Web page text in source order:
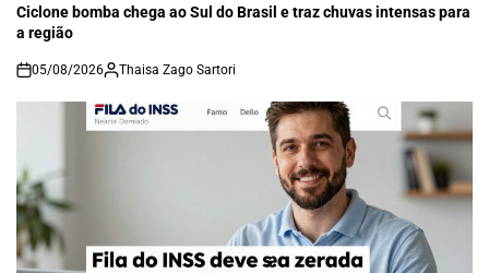
IN
Ciclone bomba chega ao Sul do Brasil e traz chuvas intensas para
a região
on
05/08/2026 Thaisa Zago Sartori